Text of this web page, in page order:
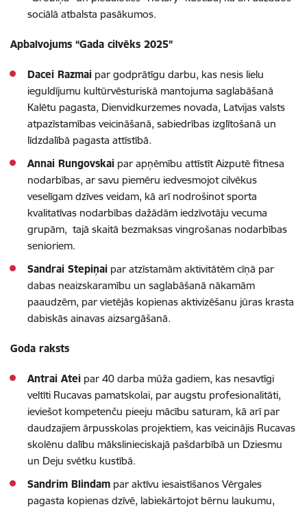
sociālā atbalsta pasākumos.
Apbalvojums “Gada cilvēks 2025”
Dacei Razmai par godprātīgu darbu, kas nesis lielu
ieguldījumu kultūrvēsturiskā mantojuma saglabāšanā
Kalētu pagasta, Dienvidkurzemes novada, Latvijas valsts
atpazīstamības veicināšanā, sabiedrības izglītošanā un
līdzdalībā pagasta attīstībā.
Annai Rungovskai par apņēmību attīstīt Aizputē fitnesa
nodarbības, ar savu piemēru iedvesmojot cilvēkus
veselīgam dzīves veidam, kā arī nodrošinot sporta
kvalitatīvas nodarbības dažādām iedzīvotāju vecuma
grupām, tajā skaitā bezmaksas vingrošanas nodarbības
senioriem.
Sandrai Stepiņai par atzīstamām aktivitātēm cīņā par
dabas neaizskaramību un saglabāšanā nākamām
paaudzēm, par vietējās kopienas aktivizēšanu jūras krasta
dabiskās ainavas aizsargāšanā.
Goda raksts
Antrai Atei par 40 darba mūža gadiem, kas nesavtīgi
veltīti Rucavas pamatskolai, par augstu profesionalitāti,
ieviešot kompetenču pieeju mācību saturam, kā arī par
daudzajiem ārpusskolas projektiem, kas veicinājis Rucavas
skolēnu dalību mākslinieciskajā pašdarbībā un Dziesmu
un Deju svētku kustībā.
Sandrim Blindam par aktīvu iesaistīšanos Vērgales
pagasta kopienas dzīvē, labiekārtojot bērnu laukumu,